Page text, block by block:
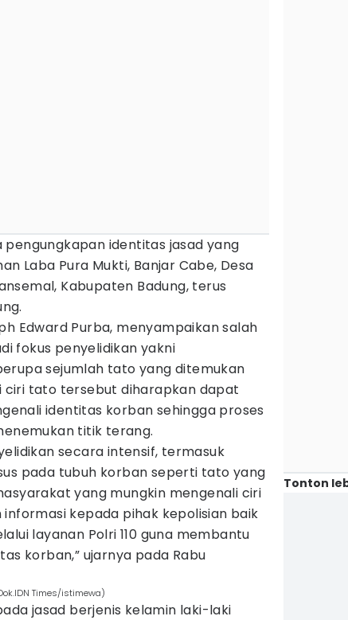
pengungkapan identitas jasad yang
Laba Pura Mukti, Banjar Cabe, Desa
Kabupaten Badung, terus
Edward Purba, menyampaikan salah
fokus penyelidikan yakni
sejumlah tato yang ditemukan
ciri tato tersebut diharapkan dapat
identitas korban sehingga proses
titik terang.
secara intensif, termasuk
pada tubuh korban seperti tato yang
yang mungkin mengenali ciri
kepada pihak kepolisian baik
layanan Polri 110 guna membantu
korban,” ujarnya pada Rabu
Times/istimewa)
jasad berjenis kelamin laki-laki
Tonton